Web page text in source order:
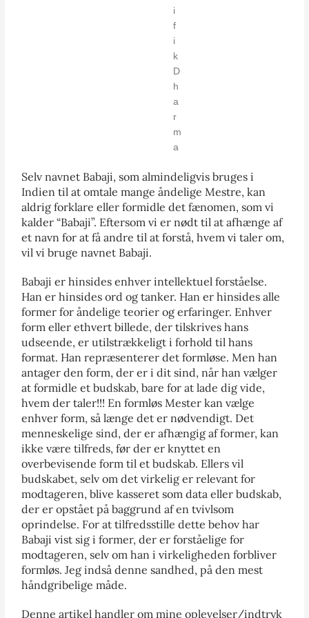
i
f
i
k
D
h
a
r
m
a
Selv navnet Babaji, som almindeligvis bruges i
Indien til at omtale mange åndelige Mestre, kan
aldrig forklare eller formidle det fænomen, som vi
kalder “Babaji”. Eftersom vi er nødt til at afhænge af
et navn for at få andre til at forstå, hvem vi taler om,
vil vi bruge navnet Babaji.
Babaji er hinsides enhver intellektuel forståelse.
Han er hinsides ord og tanker. Han er hinsides alle
former for åndelige teorier og erfaringer. Enhver
form eller ethvert billede, der tilskrives hans
udseende, er utilstrækkeligt i forhold til hans
format. Han repræsenterer det formløse. Men han
antager den form, der er i dit sind, når han vælger
at formidle et budskab, bare for at lade dig vide,
hvem der taler!!! En formløs Mester kan vælge
enhver form, så længe det er nødvendigt. Det
menneskelige sind, der er afhængig af former, kan
ikke være tilfreds, før der er knyttet en
overbevisende form til et budskab. Ellers vil
budskabet, selv om det virkelig er relevant for
modtageren, blive kasseret som data eller budskab,
der er opstået på baggrund af en tvivlsom
oprindelse. For at tilfredsstille dette behov har
Babaji vist sig i former, der er forståelige for
modtageren, selv om han i virkeligheden forbliver
formløs. Jeg indså denne sandhed, på den mest
håndgribelige måde.
Denne artikel handler om mine oplevelser/indtryk